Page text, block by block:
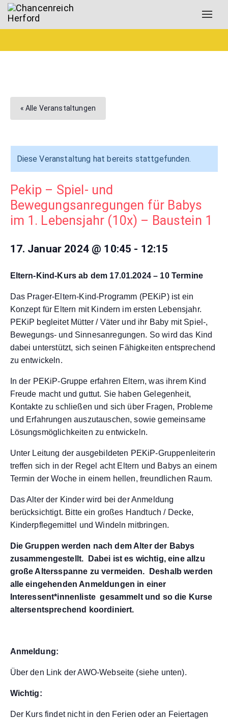
« Alle Veranstaltungen
Diese Veranstaltung hat bereits stattgefunden.
Pekip – Spiel- und
Bewegungsanregungen für Babys
im 1. Lebensjahr (10x) – Baustein 1
17. Januar 2024 @ 10:45 - 12:15
Eltern-Kind-Kurs ab dem 17.01.2024 – 10 Termine
Das Prager-Eltern-Kind-Programm (PEKiP) ist ein
Konzept für Eltern mit Kindern im ersten Lebensjahr.
PEKiP begleitet Mütter / Väter und ihr Baby mit Spiel-,
Bewegungs- und Sinnesanregungen. So wird das Kind
dabei unterstützt, sich seinen Fähigkeiten entsprechend
zu entwickeln.
In der PEKiP-Gruppe erfahren Eltern, was ihrem Kind
Freude macht und guttut. Sie haben Gelegenheit,
Kontakte zu schließen und sich über Fragen, Probleme
und Erfahrungen auszutauschen, sowie gemeinsame
Lösungsmöglichkeiten zu entwickeln.
Unter Leitung der ausgebildeten PEKiP-Gruppenleiterin
treffen sich in der Regel acht Eltern und Babys an einem
Termin der Woche in einem hellen, freundlichen Raum.
Das Alter der Kinder wird bei der Anmeldung
berücksichtigt. Bitte ein großes Handtuch / Decke,
Kinderpflegemittel und Windeln mitbringen.
Die Gruppen werden nach dem Alter der Babys
zusammengestellt. Dabei ist es wichtig, eine allzu
große Altersspanne zu vermeiden. Deshalb werden
alle eingehenden Anmeldungen in einer
Interessent*innenliste gesammelt und so die Kurse
altersentsprechend koordiniert.
Anmeldung:
Über den Link der AWO-Webseite (siehe unten).
Wichtig:
Der Kurs findet nicht in den Ferien oder an Feiertagen